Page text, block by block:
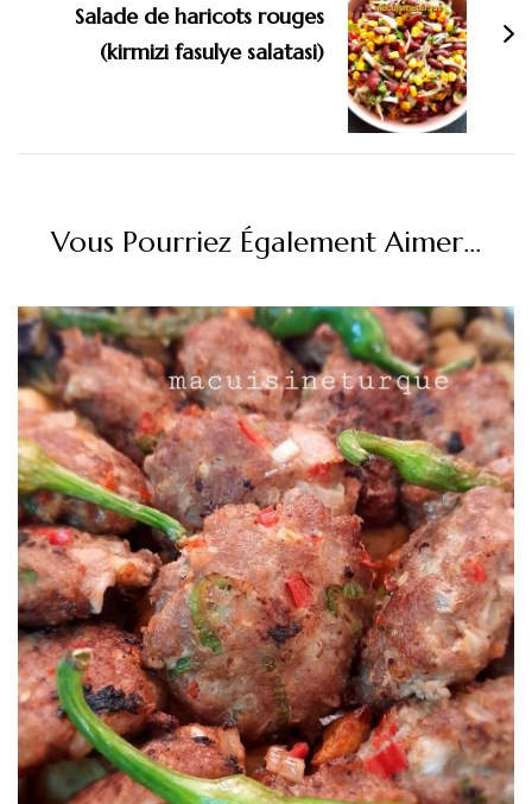
Salade de haricots rouges
(kirmizi fasulye salatasi)
Vous Pourriez Également Aimer...